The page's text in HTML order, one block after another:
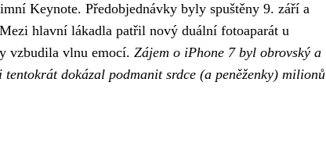
Keynote. Předobjednávky byly spuštěny 9. září a
hlavní lákadla patřil nový duální fotoaparát u
vzbudila vlnu emocí. Zájem o iPhone 7 byl obrovský a
dokázal podmanit srdce (a peněženky) milionů